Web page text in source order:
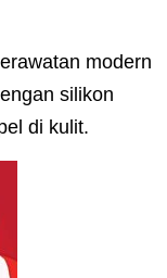
modern
silikon
di kulit.